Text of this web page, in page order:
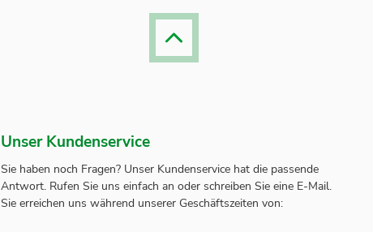
Unser Kundenservice
Sie haben noch Fragen? Unser Kundenservice hat die passende
Antwort. Rufen Sie uns einfach an oder schreiben Sie eine E-Mail.
Sie erreichen uns während unserer Geschäftszeiten von: